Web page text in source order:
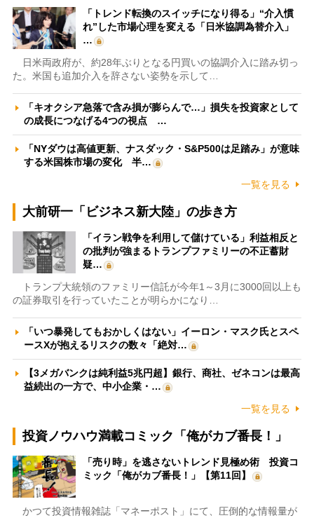
「トレンド転換のスイッチになり得る」“介入慣
れ”した市場心理を変える「日米協調為替介入」
…
日米両政府が、約28年ぶりとなる円買いの協調介入に踏み切っ
た。米国も追加介入を辞さない姿勢を示して…
「キオクシア急落で含み損が膨らんで…」損失を投資家として
の成長につなげる4つの視点 …
「NYダウは高値更新、ナスダック・S&P500は足踏み」が意味
する米国株市場の変化 半…
一覧を見る
大前研一「ビジネス新大陸」の歩き方
「イラン戦争を利用して儲けている」利益相反と
の批判が強まるトランプファミリーの不正蓄財
疑…
トランプ大統領のファミリー信託が今年1～3月に3000回以上も
の証券取引を行っていたことが明らかになり…
「いつ暴発してもおかしくはない」イーロン・マスク氏とスペ
ースXが抱えるリスクの数々「絶対…
【3メガバンクは純利益5兆円超】銀行、商社、ゼネコンは最高
益続出の一方で、中小企業・…
一覧を見る
投資ノウハウ満載コミック「俺がカブ番長！」
「売り時」を逃さないトレンド見極め術 投資コ
ミック「俺がカブ番長！」【第11回】
かつて投資情報雑誌「マネーポスト」にて、圧倒的な情報量が